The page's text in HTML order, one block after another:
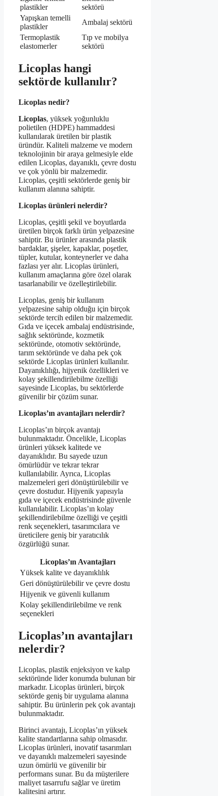
plastikler
sektörü
Yapışkan temelli
plastikler
Ambalaj sektörü
Termoplastik
elastomerler
Tıp ve mobilya
sektörü
Licoplas hangi
sektörde kullanılır?
Licoplas nedir?
Licoplas, yüksek yoğunluklu
polietilen (HDPE) hammaddesi
kullanılarak üretilen bir plastik
üründür. Kaliteli malzeme ve modern
teknolojinin bir araya gelmesiyle elde
edilen Licoplas, dayanıklı, çevre dostu
ve çok yönlü bir malzemedir.
Licoplas, çeşitli sektörlerde geniş bir
kullanım alanına sahiptir.
Licoplas ürünleri nelerdir?
Licoplas, çeşitli şekil ve boyutlarda
üretilen birçok farklı ürün yelpazesine
sahiptir. Bu ürünler arasında plastik
bardaklar, şişeler, kapaklar, poşetler,
tüpler, kutular, konteynerler ve daha
fazlası yer alır. Licoplas ürünleri,
kullanım amaçlarına göre özel olarak
tasarlanabilir ve özelleştirilebilir.
Licoplas, geniş bir kullanım
yelpazesine sahip olduğu için birçok
sektörde tercih edilen bir malzemedir.
Gıda ve içecek ambalaj endüstrisinde,
sağlık sektöründe, kozmetik
sektöründe, otomotiv sektöründe,
tarım sektöründe ve daha pek çok
sektörde Licoplas ürünleri kullanılır.
Dayanıklılığı, hijyenik özellikleri ve
kolay şekillendirilebilme özelliği
sayesinde Licoplas, bu sektörlerde
güvenilir bir çözüm sunar.
Licoplas’ın avantajları nelerdir?
Licoplas’ın birçok avantajı
bulunmaktadır. Öncelikle, Licoplas
ürünleri yüksek kalitede ve
dayanıklıdır. Bu sayede uzun
ömürlüdür ve tekrar tekrar
kullanılabilir. Ayrıca, Licoplas
malzemeleri geri dönüştürülebilir ve
çevre dostudur. Hijyenik yapısıyla
gıda ve içecek endüstrisinde güvenle
kullanılabilir. Licoplas’ın kolay
şekillendirilebilme özelliği ve çeşitli
renk seçenekleri, tasarımcılara ve
üreticilere geniş bir yaratıcılık
özgürlüğü sunar.
Licoplas’ın Avantajları
Yüksek kalite ve dayanıklılık
Geri dönüştürülebilir ve çevre dostu
Hijyenik ve güvenli kullanım
Kolay şekillendirilebilme ve renk
seçenekleri
Licoplas’ın avantajları
nelerdir?
Licoplas, plastik enjeksiyon ve kalıp
sektöründe lider konumda bulunan bir
markadır. Licoplas ürünleri, birçok
sektörde geniş bir uygulama alanına
sahiptir. Bu ürünlerin pek çok avantajı
bulunmaktadır.
Birinci avantajı, Licoplas’ın yüksek
kalite standartlarına sahip olmasıdır.
Licoplas ürünleri, inovatif tasarımları
ve dayanıklı malzemeleri sayesinde
uzun ömürlü ve güvenilir bir
performans sunar. Bu da müşterilere
maliyet tasarrufu sağlar ve üretim
kalitesini artırır.